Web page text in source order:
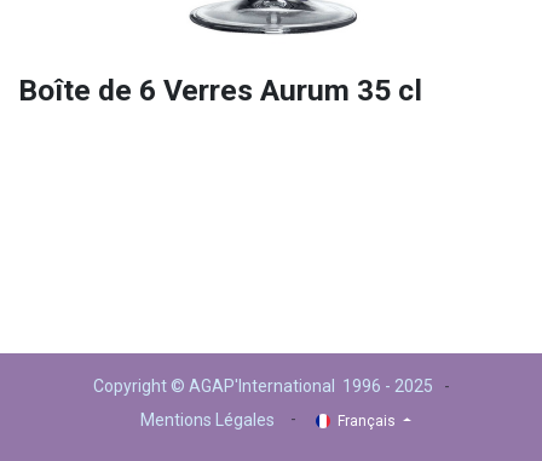
Boîte de 6 Verres Aurum 35 cl
Copyright © AGAP'International 1996 - 2025 -
Mentions Légales
- Français